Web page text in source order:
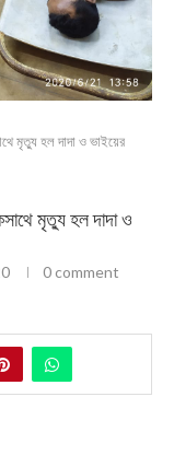
মৃত্যু হল দাদা ও ভাইয়ের
মৃত্যু হল দাদা ও
0 comment